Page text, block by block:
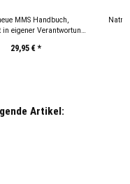
MMS Handbuch,
in eigener Verantwortung.
29,95 €*
Artikel: